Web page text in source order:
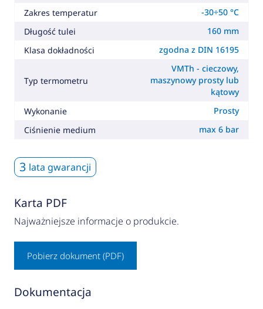
Zakres temperatur
-30÷50 °C
Długość tulei
160 mm
Klasa dokładności
zgodna z DIN 16195
Typ termometru
VMTh - cieczowy,
maszynowy prosty lub
kątowy
Wykonanie
Prosty
Ciśnienie medium
max 6 bar
3 lata gwarancji
Karta PDF
Najważniejsze informacje o produkcie.
Pobierz dokument (PDF)
Dokumentacja